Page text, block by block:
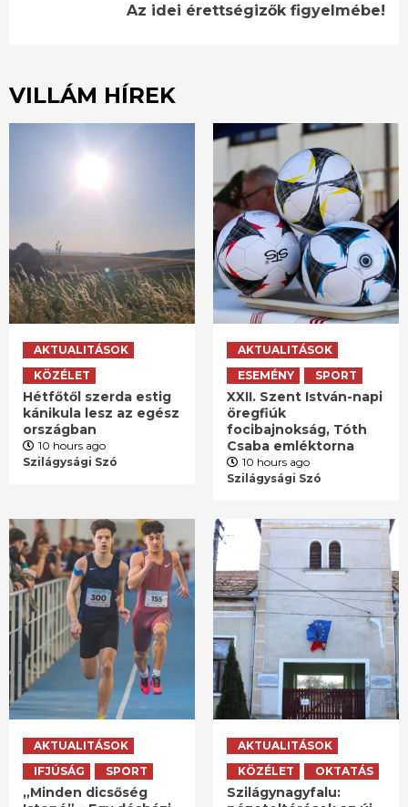
Az idei érettségizők figyelmébe!
VILLÁM HÍREK
AKTUALITÁSOK
KÖZÉLET
Hétfőtől szerda estig
kánikula lesz az egész
országban
10 hours ago
Szilágysági Szó
AKTUALITÁSOK
ESEMÉNY
SPORT
XXII. Szent István-napi
öregfiúk
focibajnokság, Tóth
Csaba emléktorna
10 hours ago
Szilágysági Szó
AKTUALITÁSOK
IFJÚSÁG
SPORT
„Minden dicsőség
AKTUALITÁSOK
KÖZÉLET
OKTATÁS
Szilágynagyfalu: